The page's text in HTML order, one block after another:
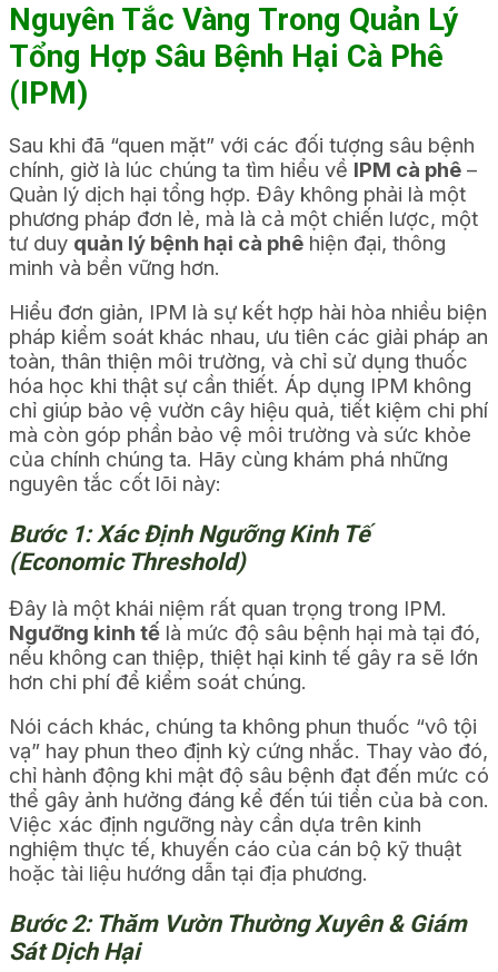
Nguyên Tắc Vàng Trong Quản Lý
Tổng Hợp Sâu Bệnh Hại Cà Phê
(IPM)
Sau khi đã “quen mặt” với các đối tượng sâu bệnh
chính, giờ là lúc chúng ta tìm hiểu về IPM cà phê –
Quản lý dịch hại tổng hợp. Đây không phải là một
phương pháp đơn lẻ, mà là cả một chiến lược, một
tư duy quản lý bệnh hại cà phê hiện đại, thông
minh và bền vững hơn.
Hiểu đơn giản, IPM là sự kết hợp hài hòa nhiều biện
pháp kiểm soát khác nhau, ưu tiên các giải pháp an
toàn, thân thiện môi trường, và chỉ sử dụng thuốc
hóa học khi thật sự cần thiết. Áp dụng IPM không
chỉ giúp bảo vệ vườn cây hiệu quả, tiết kiệm chi phí
mà còn góp phần bảo vệ môi trường và sức khỏe
của chính chúng ta. Hãy cùng khám phá những
nguyên tắc cốt lõi này:
Bước 1: Xác Định Ngưỡng Kinh Tế
(Economic Threshold)
Đây là một khái niệm rất quan trọng trong IPM.
Ngưỡng kinh tế là mức độ sâu bệnh hại mà tại đó,
nếu không can thiệp, thiệt hại kinh tế gây ra sẽ lớn
hơn chi phí để kiểm soát chúng.
Nói cách khác, chúng ta không phun thuốc “vô tội
vạ” hay phun theo định kỳ cứng nhắc. Thay vào đó,
chỉ hành động khi mật độ sâu bệnh đạt đến mức có
thể gây ảnh hưởng đáng kể đến túi tiền của bà con.
Việc xác định ngưỡng này cần dựa trên kinh
nghiệm thực tế, khuyến cáo của cán bộ kỹ thuật
hoặc tài liệu hướng dẫn tại địa phương.
Bước 2: Thăm Vườn Thường Xuyên & Giám
Sát Dịch Hại